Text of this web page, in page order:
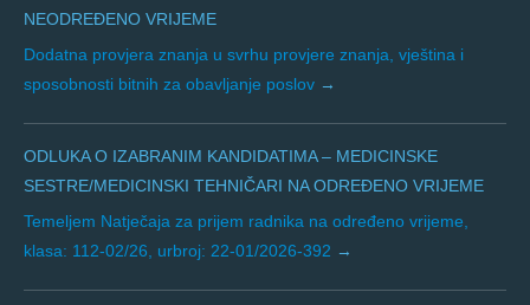
NEODREĐENO VRIJEME
Dodatna provjera znanja u svrhu provjere znanja, vještina i
sposobnosti bitnih za obavljanje poslov
ODLUKA O IZABRANIM KANDIDATIMA – MEDICINSKE
SESTRE/MEDICINSKI TEHNIČARI NA ODREĐENO VRIJEME
Temeljem Natječaja za prijem radnika na određeno vrijeme,
klasa: 112-02/26, urbroj: 22-01/2026-392